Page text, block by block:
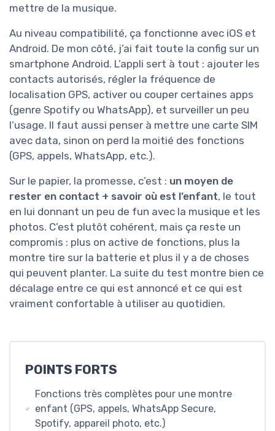
mettre de la musique.
Au niveau compatibilité, ça fonctionne avec iOS et
Android. De mon côté, j’ai fait toute la config sur un
smartphone Android. L’appli sert à tout : ajouter les
contacts autorisés, régler la fréquence de
localisation GPS, activer ou couper certaines apps
(genre Spotify ou WhatsApp), et surveiller un peu
l’usage. Il faut aussi penser à mettre une carte SIM
avec data, sinon on perd la moitié des fonctions
(GPS, appels, WhatsApp, etc.).
Sur le papier, la promesse, c’est : un moyen de
rester en contact + savoir où est l’enfant, le tout
en lui donnant un peu de fun avec la musique et les
photos. C’est plutôt cohérent, mais ça reste un
compromis : plus on active de fonctions, plus la
montre tire sur la batterie et plus il y a de choses
qui peuvent planter. La suite du test montre bien ce
décalage entre ce qui est annoncé et ce qui est
vraiment confortable à utiliser au quotidien.
POINTS FORTS
Fonctions très complètes pour une montre
enfant (GPS, appels, WhatsApp Secure,
Spotify, appareil photo, etc.)